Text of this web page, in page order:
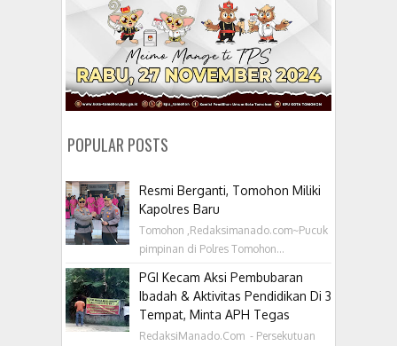
POPULAR POSTS
Resmi Berganti, Tomohon Miliki
Kapolres Baru
Tomohon ,Redaksimanado.com~Pucuk
pimpinan di Polres Tomohon...
PGI Kecam Aksi Pembubaran
Ibadah & Aktivitas Pendidikan Di 3
Tempat, Minta APH Tegas
RedaksiManado.Com - Persekutuan